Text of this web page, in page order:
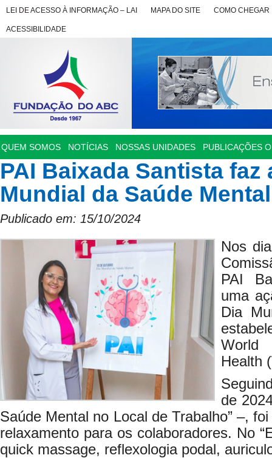
LEI DE ACESSO À INFORMAÇÃO – LAI MAPA DO SITE COMO CHEGAR
ACESSIBILIDADE
QUEM SOMOS NOTÍCIAS NOSSAS UNIDADES PUBLICAÇÕES
PAI Baixada Santista faz
Mundial da Saúde Mental
Publicado em: 15/10/2024
Nos
PAI
uma
Dia
World
Health
de
Saúde Mental no Local de Trabalho” –,
relaxamento para os colaboradores. No
quick massage, reflexologia podal,